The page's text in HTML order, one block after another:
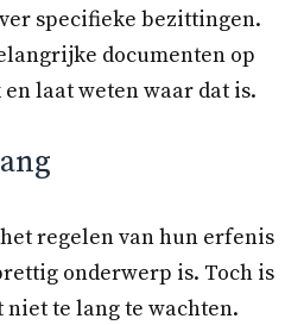
specifieke bezittingen.
documenten op
laat weten waar dat is.
regelen van hun erfenis
onderwerp is. Toch is
te lang te wachten.